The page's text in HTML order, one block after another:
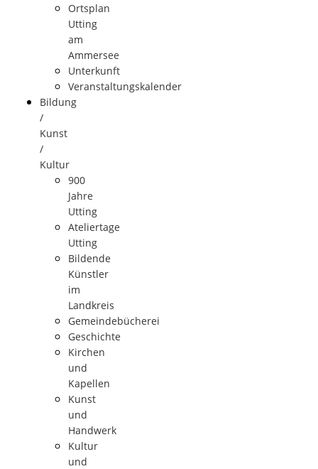
Ortsplan
Utting
am
Ammersee
Unterkunft
Veranstaltungskalender
Bildung
/
Kunst
/
Kultur
900
Jahre
Utting
Ateliertage
Utting
Bildende
Künstler
im
Landkreis
Gemeindebücherei
Geschichte
Kirchen
und
Kapellen
Kunst
und
Handwerk
Kultur
und